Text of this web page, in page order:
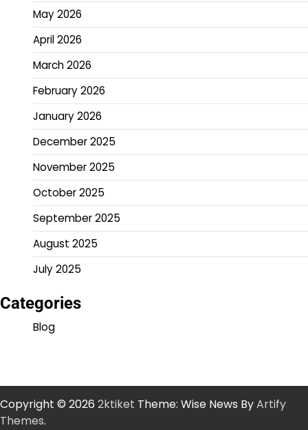
May 2026
April 2026
March 2026
February 2026
January 2026
December 2025
November 2025
October 2025
September 2025
August 2025
July 2025
Categories
Blog
Copyright © 2026 2ktiket Theme: Wise News ByArtify
Themes.